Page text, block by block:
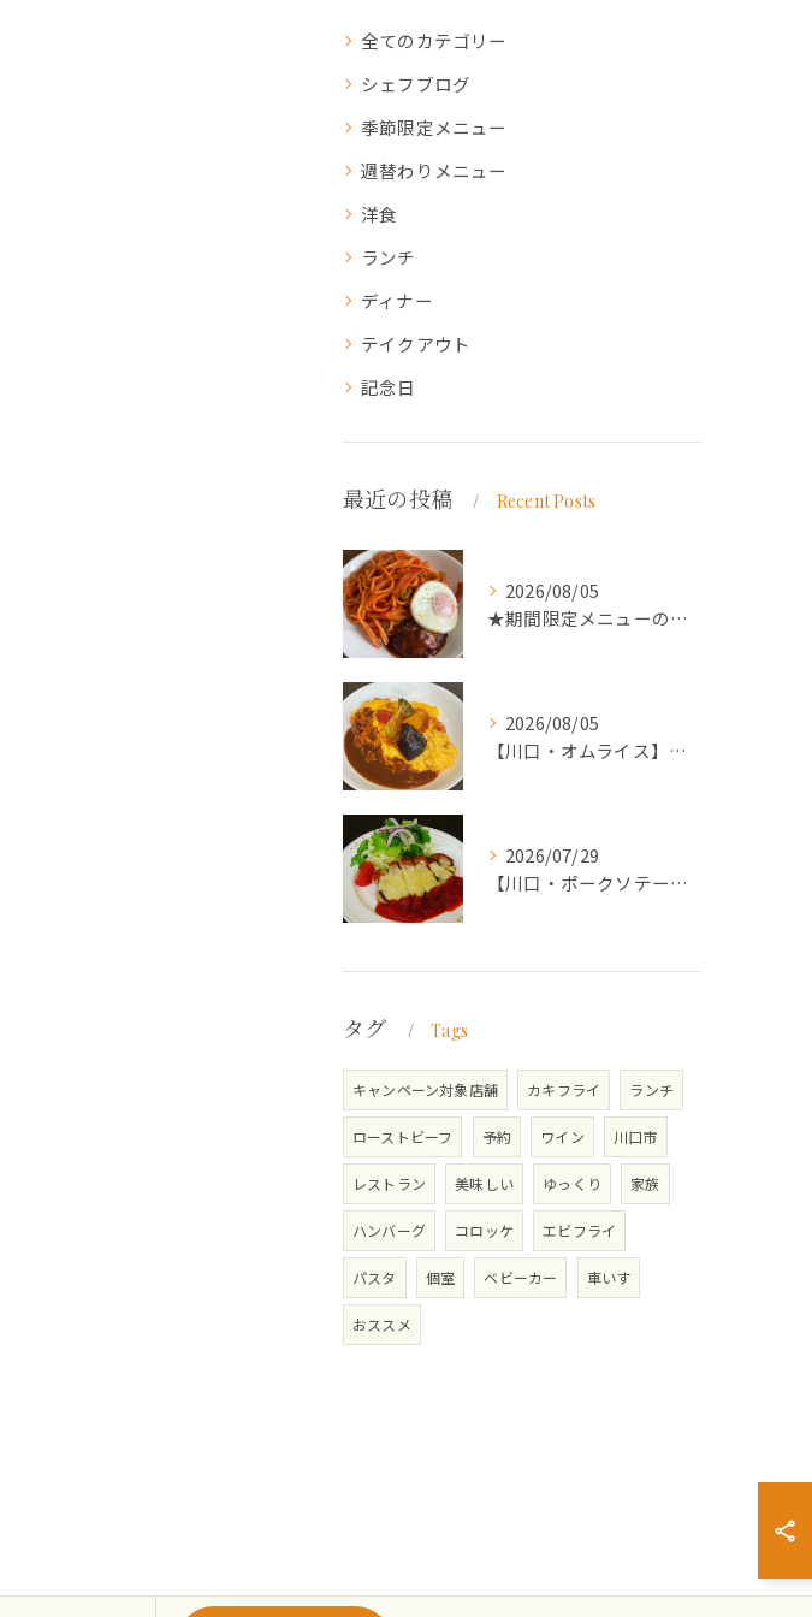
全てのカテゴリー
シェフブログ
季節限定メニュー
週替わりメニュー
洋食
ランチ
ディナー
テイクアウト
記念日
最近の投稿 Recent Posts
2026/08/05
★期間限定メニューのご案内★
2026/08/05
【川口・オムライス】ランチ・ディナーにおススメの週替わりメニ...
2026/07/29
【川口・ポークソテー】ランチ・ディナーにおススメの週替わりメ...
タグ Tags
キャンペーン対象店舗 カキフライ ランチ
ローストビーフ 予約 ワイン 川口市
レストラン 美味しい ゆっくり 家族
ハンバーグ コロッケ エビフライ
パスタ 個室 ベビーカー 車いす
おススメ